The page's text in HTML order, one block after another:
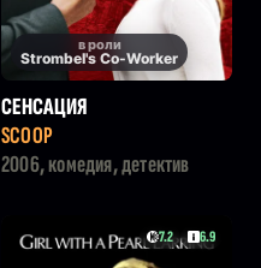
в роли
Strombel's Co-Worker
СЕНСАЦИЯ
SCOOP
2006, комедия, детектив
7.2 6.9